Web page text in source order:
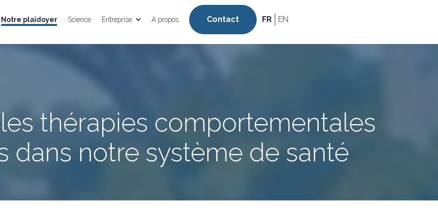
Notre plaidoyer Science Entreprise A propos Contact FR EN
thérapies comportementales
dans notre système de santé